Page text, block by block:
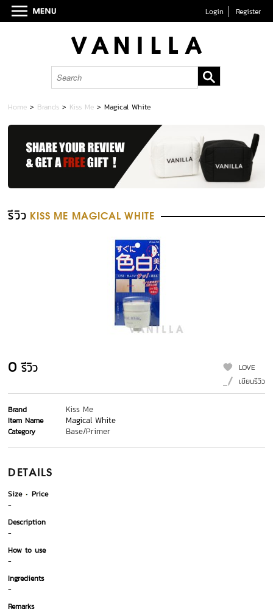
Login Register
Home > Brands > Kiss Me >Magical White
รีวิว KISS ME MAGICAL WHITE
0 รีวิว
LOVE
เขียนรีวิว
Brand Kiss Me
Item Name Magical White
Category Base/Primer
DETAILS
Size
Price
-
Description
-
How to use
-
Ingredients
-
Remarks